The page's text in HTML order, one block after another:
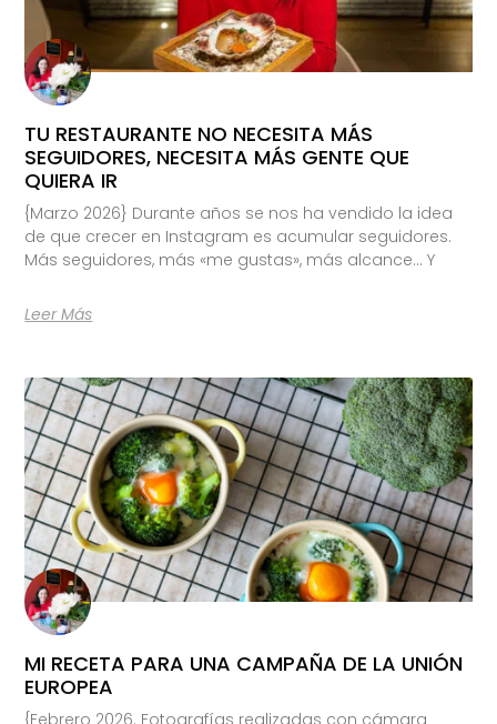
TU RESTAURANTE NO NECESITA MÁS
SEGUIDORES, NECESITA MÁS GENTE QUE
QUIERA IR
{Marzo 2026} Durante años se nos ha vendido la idea
de que crecer en Instagram es acumular seguidores.
Más seguidores, más «me gustas», más alcance… Y
Leer Más
MI RECETA PARA UNA CAMPAÑA DE LA UNIÓN
EUROPEA
{Febrero 2026. Fotografías realizadas con cámara